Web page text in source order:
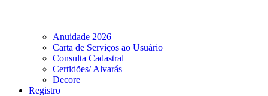
Anuidade 2026
Carta de Serviços ao Usuário
Consulta Cadastral
Certidões/ Alvarás
Decore
Registro